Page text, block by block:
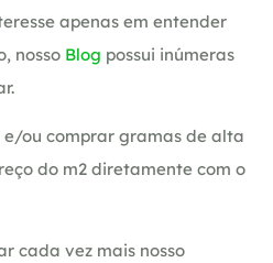
apenas em entender
nosso Blog possui inúmeras
ou comprar gramas de alta
do m2 diretamente com o
cada vez mais nosso